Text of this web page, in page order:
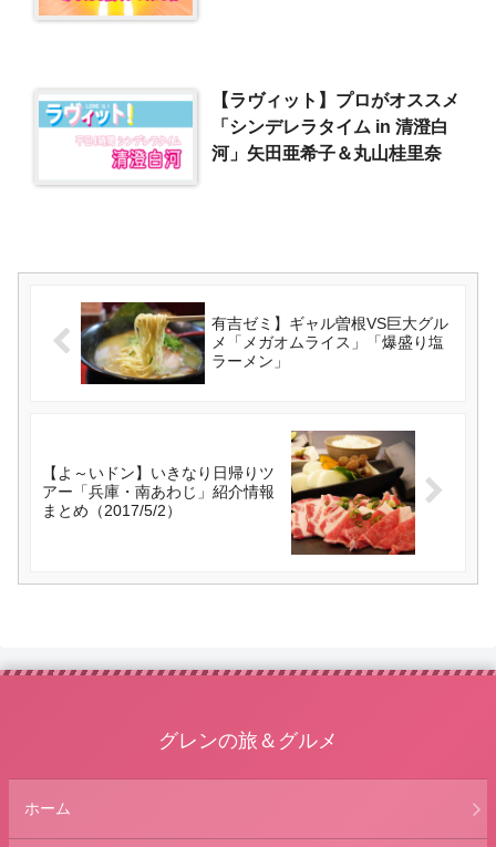
【ラヴィット】プロがオススメ
「シンデレラタイム in 清澄白
河」矢田亜希子＆丸山桂里奈
有吉ゼミ】ギャル曽根VS巨大グル
メ「メガオムライス」「爆盛り塩
ラーメン」
【よ～いドン】いきなり日帰りツ
アー「兵庫・南あわじ」紹介情報
まとめ（2017/5/2）
グレンの旅＆グルメ
ホーム